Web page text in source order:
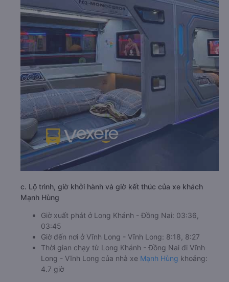
c. Lộ trình, giờ khởi hành và giờ kết thúc của xe khách
Mạnh Hùng
Giờ xuất phát ở Long Khánh - Đồng Nai: 03:36,
03:45
Giờ đến nơi ở Vĩnh Long - Vĩnh Long: 8:18, 8:27
Thời gian chạy từ Long Khánh - Đồng Nai đi Vĩnh
Long - Vĩnh Long của nhà xe Mạnh Hùng khoảng:
4.7 giờ